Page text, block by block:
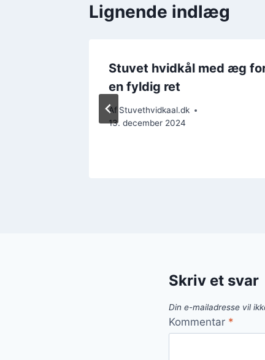
Lignende indlæg
Stuvet hvidkål med æg
en fyldig ret
Af Stuvethvidkaal.dk
13. december 2024
Skriv et svar
Din e-mailadresse vil
Kommentar *